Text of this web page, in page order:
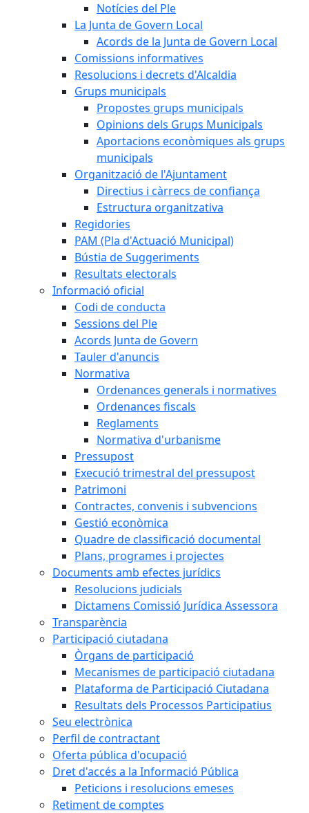
Notícies del Ple
La Junta de Govern Local
Acords de la Junta de Govern Local
Comissions informatives
Resolucions i decrets d'Alcaldia
Grups municipals
Propostes grups municipals
Opinions dels Grups Municipals
Aportacions econòmiques als grups
municipals
Organització de l'Ajuntament
Directius i càrrecs de confiança
Estructura organitzativa
Regidories
PAM (Pla d'Actuació Municipal)
Bústia de Suggeriments
Resultats electorals
Informació oficial
Codi de conducta
Sessions del Ple
Acords Junta de Govern
Tauler d'anuncis
Normativa
Ordenances generals i normatives
Ordenances fiscals
Reglaments
Normativa d'urbanisme
Pressupost
Execució trimestral del pressupost
Patrimoni
Contractes, convenis i subvencions
Gestió econòmica
Quadre de classificació documental
Plans, programes i projectes
Documents amb efectes jurídics
Resolucions judicials
Dictamens Comissió Jurídica Assessora
Transparència
Participació ciutadana
Òrgans de participació
Mecanismes de participació ciutadana
Plataforma de Participació Ciutadana
Resultats dels Processos Participatius
Seu electrònica
Perfil de contractant
Oferta pública d'ocupació
Dret d'accés a la Informació Pública
Peticions i resolucions emeses
Retiment de comptes